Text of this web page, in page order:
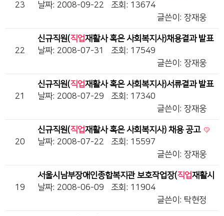
23
날짜: 2008-09-22
조회: 13674
글쓴이: 장재웅
22
신규직원(직업재활사 혹은 사회복지사)채용결과 발표
날짜: 2008-07-31
조회: 17549
글쓴이: 장재웅
21
신규직원(직업재활사 혹은 사회복지사)서류결과 발표
날짜: 2008-07-29
조회: 17340
글쓴이: 장재웅
20
신규직원(직업재활사 혹은 사회복지사) 채용 공고
날짜: 2008-07-22
조회: 15597
글쓴이: 장재웅
19
서울시남부장애인종합복지관 보호작업장(직업재활시
설) 장애인 신규근…
날짜: 2008-06-09
조회: 11904
글쓴이: 탁현정